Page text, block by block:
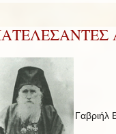
Γαβριήλ